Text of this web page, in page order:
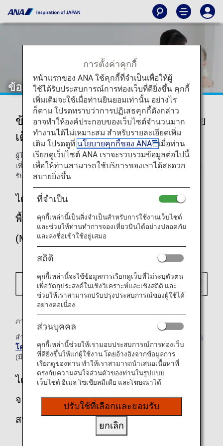
ข้อกำหนดเบาะนั่งนิรภัยเด็ก
ข้อกำหนดสำหรับการใช้เบาะนั่งนิรภัย
เด็กบนเครื่อง
ผู้โดยสารที่วางแผนจะนำเบาะนั่งนิรภัยเด็กขึ้นเครื่องเพื่อใช้ใน
เที่ยวบินจะต้องแน่ใจว่าเบาะนิรภัยนั้นเป็นไปตามข้อกำหนดการ
รับรองที่ระบุไว้ในที่นี้
ได้การรับรองจากกระทรวงที่ดิน โครงสร้าง
พื้นฐาน และการขนส่งของประเทศญี่ปุ่น
(MLIT)
ภาพนี้แสดงเบาะนั่งนิรภัยเด็กที่ได้รับการรับรองจาก MLIT
สำหรับรายละเอียดเพิ่มเติม โปรดดูที่เว็บไซต์ของ
กระทรวงที่ดิน
โครงสร้างพื้นฐาน และการขนส่งของประเทศญี่ปุ่น (MLIT)
(มีเฉพาะภาษาญี่ปุ่นเท่านั้น)
ได้รับการรับรองจากตามเกณฑ์มาตรฐาน
จากคณะกรรมาธิการเศรษฐกิจแห่ง
สหประชาชาติในยุโรป
การตั้งค่าคุกกี้
หน้าแรกของ ANA ใช้คุกกี้ที่จำเป็นเพื่อให้ผู้
ใช้ได้รับประสบการณ์การท่องเว็บที่ดียิ่งขึ้น คุกกี้
เพิ่มเติมจะใช้เมื่อท่านยินยอมเท่านั้น อย่างไร
ก็ตาม โปรดทราบว่าการปฏิเสธคุกกี้ดังกล่าว
อาจทำให้องค์ประกอบของเว็บไซต์จำนวนมาก
ทำงานได้ไม่เหมาะสม สำหรับรายละเอียดเพิ่ม
เติม โปรดดูที่ นโยบายคุกกี้ของ ANA
เมื่อท่าน
เรียกดูเว็บไซต์ ANA เราจะรวบรวมข้อมูลต่อไปนี้
เพื่อให้ท่านสามารถใช้บริการของเราได้สะดวก
สบายยิ่งขึ้น
ที่จำเป็น
คุกกี้เหล่านี้เป็นสิ่งจำเป็นสำหรับการใช้งานเว็บไซต์
และช่วยให้ท่านทำการจองเที่ยวบินได้อย่างปลอดภัย
และลงชื่อเข้าใช้อยู่เสมอ
สถิติ
คุกกี้เหล่านี้จะใช้ข้อมูลการเรียกดูเว็บที่ไม่ระบุตัวตน
เพื่อวัตถุประสงค์ในเชิงวิเคราะห์และเชิงสถิติ และ
ช่วยให้เราสามารถปรับปรุงประสบการณ์ของผู้ใช้ได้
อย่างต่อเนื่อง
ส่วนบุคคล
คุกกี้เหล่านี้ช่วยให้เรามอบประสบการณ์การท่องเว็บ
ที่ดียิ่งขึ้นให้แก่ผู้ใช้งาน โดยอ้างอิงจากข้อมูลการ
เรียกดูของท่าน ทำให้เราสามารถนำเสนอเนื้อหาที่
ตรงกับความสนใจส่วนตัวของท่านในรูปแบบ
เว็บไซต์ อีเมล โซเชียลมีเดีย และโฆษณาได้
ปรับใช้ที่เลือกและยอมรับ
ยกเลิก